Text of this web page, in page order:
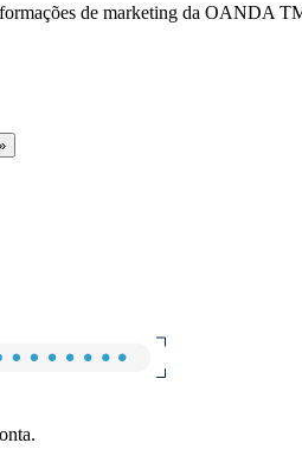
de marketing da OANDA